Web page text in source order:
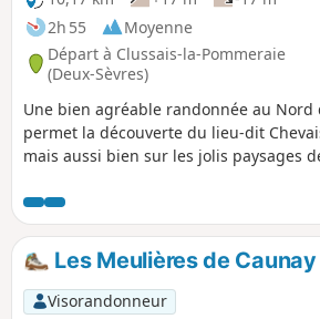
2h 55
Moyenne
Départ à Clussais-la-Pommeraie
(Deux-Sèvres)
Une bien agréable randonnée au Nord
permet la découverte du lieu-dit
mais aussi bien sur les jolis paysages
la découverte du patrimoine bâti et
Bignon, zone à la riche biodiversité et
celle-ci..Les Meulières de Caunay
Visorandonneur